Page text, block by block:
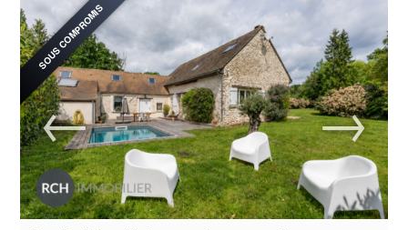
SOUS COMPROMIS